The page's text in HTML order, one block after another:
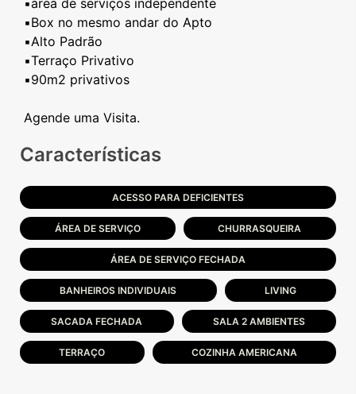
▪️área de serviços independente
▪️Box no mesmo andar do Apto
▪️Alto Padrão
▪️Terraço Privativo
▪️90m2 privativos
Características
ACESSO PARA DEFICIENTES
ÁREA DE SERVIÇO CHURRASQUEIRA
ÁREA DE SERVIÇO FECHADA
BANHEIROS INDIVIDUAIS LIVING
SACADA FECHADA SALA 2 AMBIENTES
TERRAÇO COZINHA AMERICANA